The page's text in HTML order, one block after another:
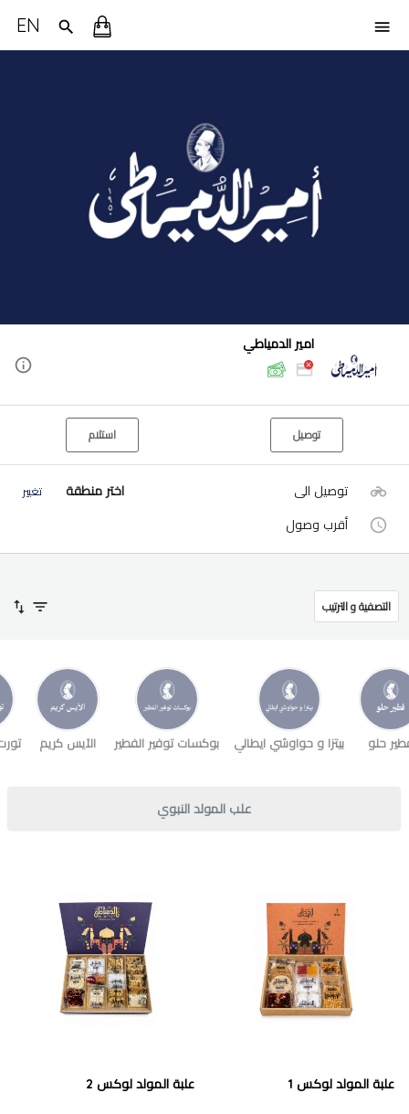
EN
امير الدمياطي
توصيل استلام
توصيل الى اختر منطقة تغيير
أقرب وصول
التصفية و الترتيب
حلو بيتزا و حواوشي ايطالي بوكسات توفير الفطير الآيس كريم
علب المولد النبوي
علبة المولد لوكس 1 علبة المولد لوكس 2